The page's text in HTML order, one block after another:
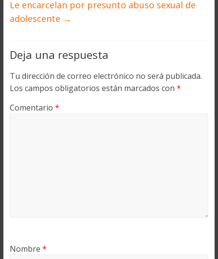
Le encarcelan por presunto abuso sexual de
adolescente →
Deja una respuesta
Tu dirección de correo electrónico no será publicada.
Los campos obligatorios están marcados con *
Comentario *
Nombre *